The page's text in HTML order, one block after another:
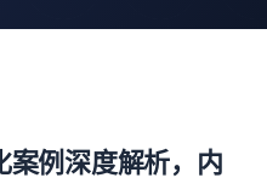
案例深度解析，内